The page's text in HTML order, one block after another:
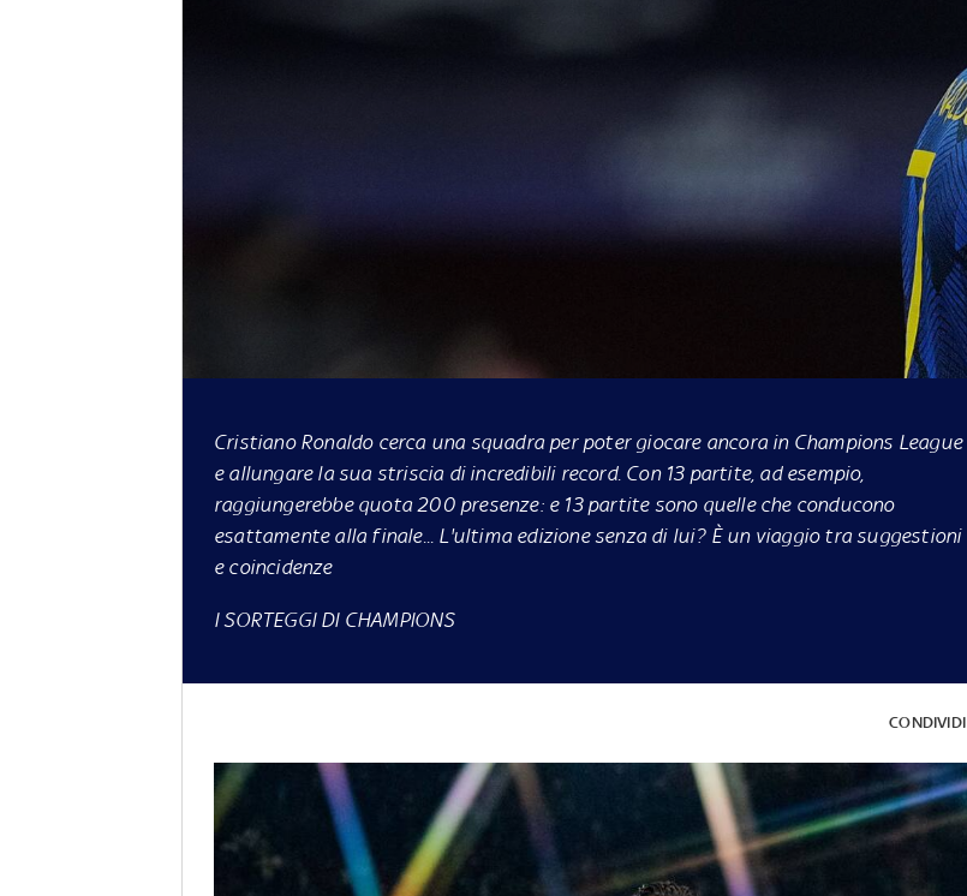
Cristiano Ronaldo cerca una squadra per poter giocare ancora in Champions League
e allungare la sua striscia di incredibili record. Con 13 partite, ad esempio,
raggiungerebbe quota 200 presenze: e 13 partite sono quelle che conducono
esattamente alla finale... L'ultima edizione senza di lui? È un viaggio tra suggestioni
e coincidenze
I SORTEGGI DI CHAMPIONS
CONDIVIDI